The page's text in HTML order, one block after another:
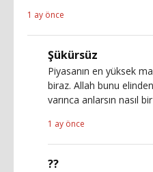
1 ay önce
Şükürsüz
Piyasanın en yüksek
biraz. Allah bunu
varınca anlarsın nasıl bir
1 ay önce
??